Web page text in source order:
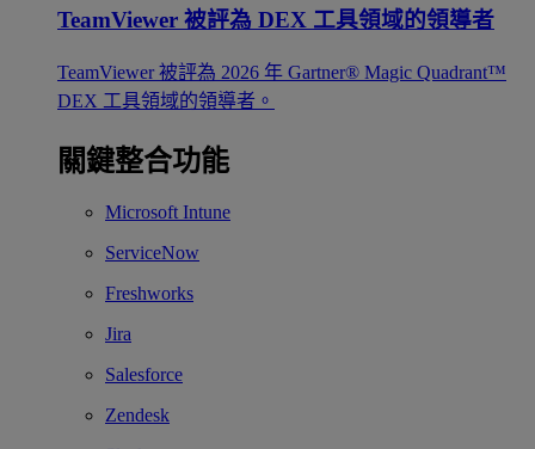
TeamViewer 被評為 DEX 工具領域的領導者
TeamViewer 被評為 2026 年 Gartner® Magic Quadrant™
DEX 工具領域的領導者。
關鍵整合功能
Microsoft Intune
ServiceNow
Freshworks
Jira
Salesforce
Zendesk